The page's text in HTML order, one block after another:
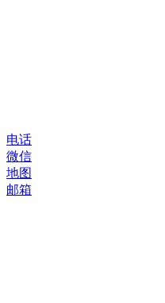
电话
微信
地图
邮箱